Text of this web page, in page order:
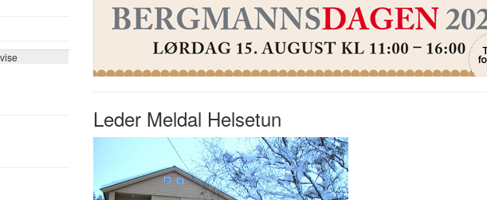
Leder Meldal Helsetun